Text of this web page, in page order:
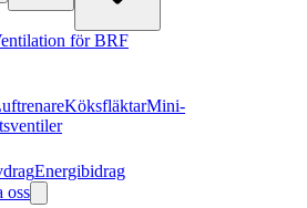
för BRF
KöksfläktarMini-
Energibidrag
oss